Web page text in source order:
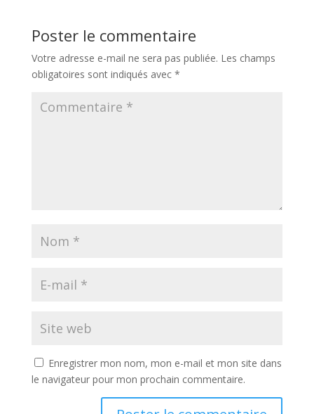
Poster le commentaire
Votre adresse e-mail ne sera pas publiée. Les champs
obligatoires sont indiqués avec *
Enregistrer mon nom, mon e-mail et mon site dans
le navigateur pour mon prochain commentaire.